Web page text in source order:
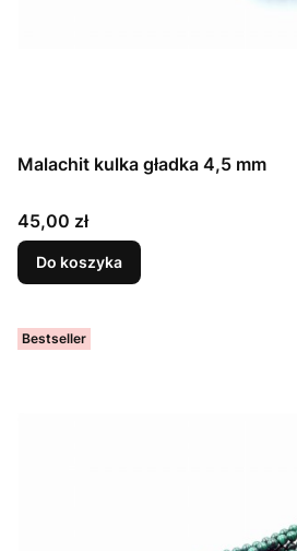
Malachit kulka gładka 4,5 mm
Cena
45,00 zł
Do koszyka
Bestseller